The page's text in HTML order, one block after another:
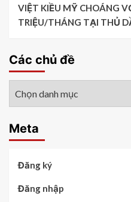
VIỆT KIỀU MỸ CHOÁNG
TRIỆU/THÁNG TẠI THỦ
Các chủ đề
Meta
Đăng ký
Đăng nhập